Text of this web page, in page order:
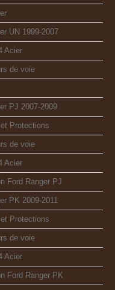
UN 1999-2007
Acier
de voie
PJ 2007-2009
Protections
de voie
Acier
Ford Ranger PJ
PK 2009-2011
Protections
de voie
Acier
Ford Ranger PK